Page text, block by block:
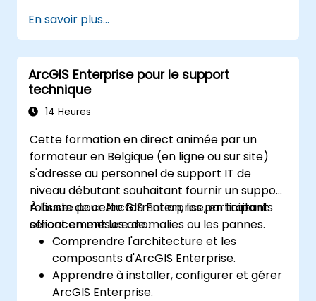
et des tâches de géotraîtement.
Automatiser les workflows en utilisant
ModelBuilder et Python.
En savoir plus...
ArcGIS Enterprise pour le support
technique
14 Heures
Cette formation en direct animée par un
formateur en Belgique (en ligne ou sur site)
s'adresse au personnel de support IT de
niveau débutant souhaitant fournir un support
robuste pour ArcGIS Enterprise, en traitant
efficacement les anomalies ou les pannes.
À l'issue de cette formation, les participants
seront en mesure de :
Comprendre l'architecture et les
composants d'ArcGIS Enterprise.
Apprendre à installer, configurer et gérer
ArcGIS Enterprise.